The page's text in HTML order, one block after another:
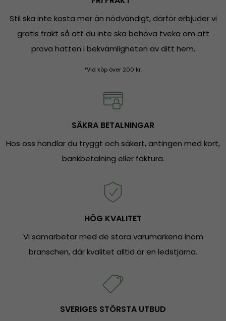
Stil ska inte kosta mer än nödvändigt, därför erbjuder vi
gratis frakt så att du inte ska behöva tveka om att
prova hatten i bekvämligheten av ditt hem.
*Vid köp över 200 kr.
SÄKRA BETALNINGAR
Hos oss handlar du tryggt och säkert, antingen med kort,
bankbetalning eller faktura.
HÖG KVALITET
Vi samarbetar med de stora varumärkena inom
branschen, där kvalitet alltid är en ledstjärna.
SVERIGES STÖRSTA UTBUD